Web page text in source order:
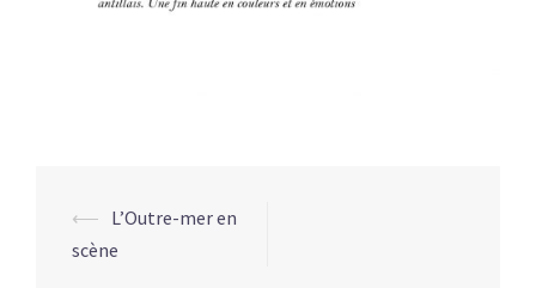
Navigation
d’article
⟵ L’Outre-mer en
scène